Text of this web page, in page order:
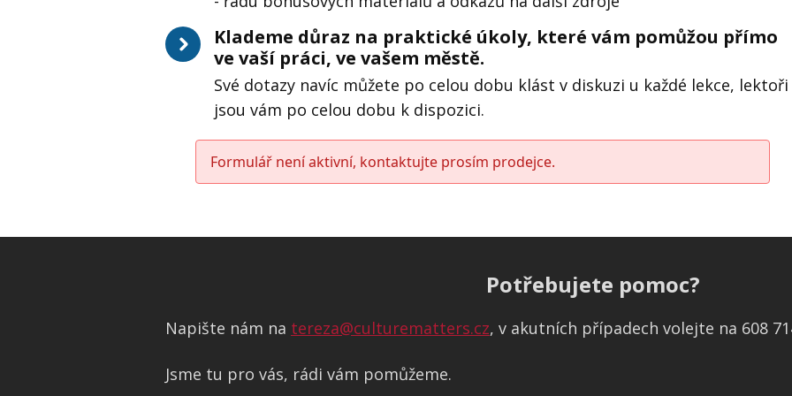
Klademe důraz na praktické úkoly, které vám pomůžou přímo
ve vaší práci, ve vašem městě.
Své dotazy navíc můžete po celou dobu klást v diskuzi u každé lekce, lektoři
jsou vám po celou dobu k dispozici.
Formulář není aktivní, kontaktujte prosím prodejce.
Potřebujete pomoc?
Napište nám na tereza@culturematters.cz, v akutních případech volejte na 608
Jsme tu pro vás, rádi vám pomůžeme.